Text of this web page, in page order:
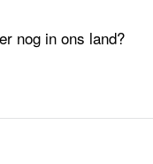
nog in ons land?